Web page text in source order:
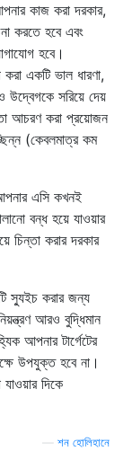
কাজ করা দরকার,
করতে হবে এবং
হবে।
করা একটি ভাল ধারণা,
উদ্বেগকে সরিয়ে দেয়
আচরণ করা প্রয়োজন
(কেবলমাত্র কম
এসি কখনই
বন্ধ হয়ে যাওয়ার
চিন্তা করার দরকার
স্যুইচ করার জন্য
আরও বুদ্ধিমান
আপনার টার্গেটের
উপযুক্ত হবে না।
দিকে
শন হোলিহানে